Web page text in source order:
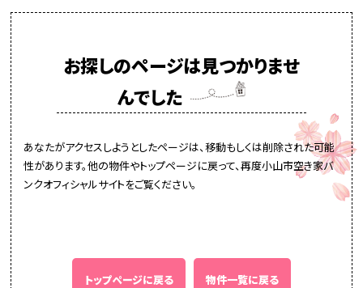
お探しのページは見つかりませ
んでした
あなたがアクセスしようとしたページは、移動もしくは削除された可能
性があります。他の物件やトップページに戻って、再度小山市空き家バ
ンクオフィシャルサイトをご覧ください。
トップページに戻る 物件一覧に戻る